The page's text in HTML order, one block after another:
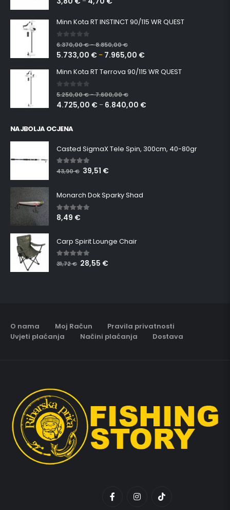
Minn Kota RT INSTINCT 90/115 WR QUEST
0out of 5
5.733,00 €–7.965,00 €
Minn Kota RT Terrova 90/115 WR QUEST
0out of 5
4.725,00 € –6.840,00 €
5.00out of 5
39,51 €
5.00out of 5
8,49€
5.00out of 5
28,55 €
Moj Račun
Pravila privatnosti
Uvjeti plaćanja
Načini plaćanja Dostava